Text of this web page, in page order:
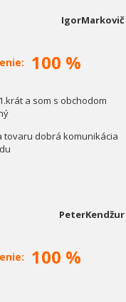
IgorMarkovič
100 %
a som s obchodom
tovaru dobrá komunikácia
PeterKendžur
100 %